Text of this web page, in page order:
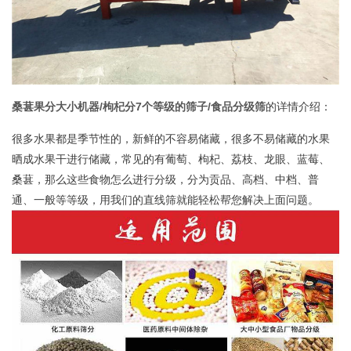
桑葚果分大小机器/枸杞分7个等级的筛子/食品分级筛的详情介绍：
很多水果都是季节性的，新鲜的不容易储藏，很多不易储藏的水果
晒成水果干进行储藏，常见的有葡萄、枸杞、荔枝、龙眼、蓝莓、
桑葚，那么这些食物怎么进行分级，分为贡品、高档、中档、普
通、一般等等级，用我们的直线筛就能轻松帮您解决上面问题。